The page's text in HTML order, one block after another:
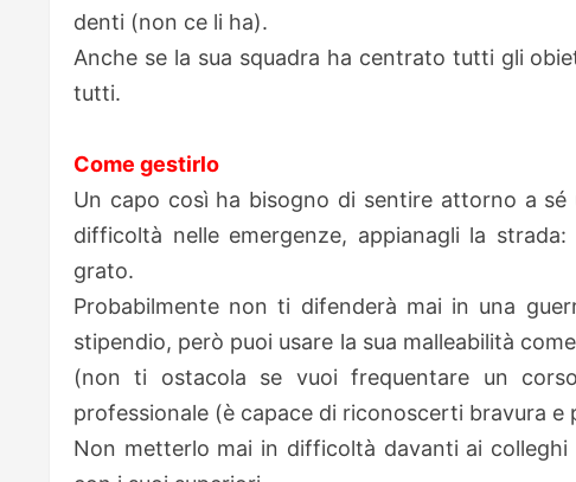
denti (non ce li ha).
Anche se la sua squadra ha centrato tutti gli
tutti.
Come gestirlo
Un capo così ha bisogno di sentire attorno a
difficoltà nelle emergenze, appianagli la
grato.
Probabilmente non ti difenderà mai in una
stipendio, però puoi usare la sua malleabilità
(non ti ostacola se vuoi frequentare un
professionale (è capace di riconoscerti bravura
Non metterlo mai in difficoltà davanti ai